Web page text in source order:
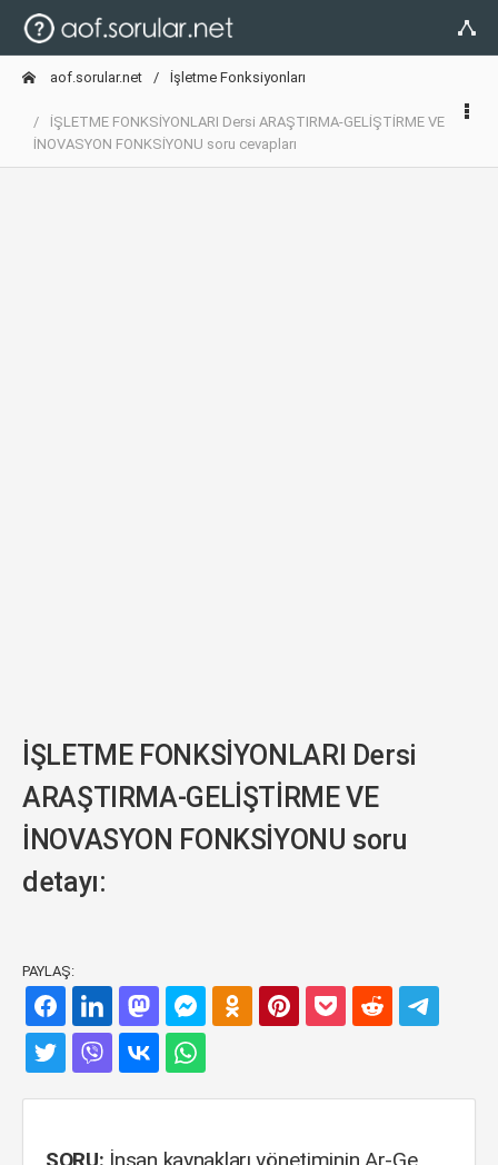
aof.sorular.net İşletme Fonksiyonları
İŞLETME FONKSİYONLARI Dersi ARAŞTIRMA-GELİŞTİRME VE
İNOVASYON FONKSİYONU soru cevapları
İŞLETME FONKSİYONLARI Dersi
ARAŞTIRMA-GELİŞTİRME VE
İNOVASYON FONKSİYONU soru
detayı:
PAYLAŞ: